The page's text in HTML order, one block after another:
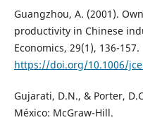
Guangzhou, A. (2001).
productivity in Chinese
Economics, 29(1), 136-157.
https://doi.org/10.1006/
Gujarati, D.N., & Porter,
México: McGraw-Hill.